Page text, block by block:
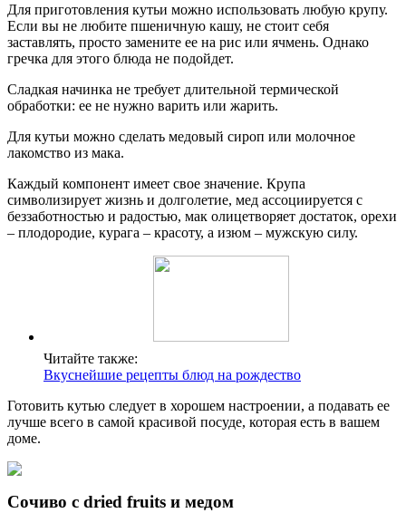
Для приготовления кутьи можно использовать любую крупу.
Если вы не любите пшеничную кашу, не стоит себя
заставлять, просто замените ее на рис или ячмень. Однако
гречка для этого блюда не подойдет.
Сладкая начинка не требует длительной термической
обработки: ее не нужно варить или жарить.
Для кутьи можно сделать медовый сироп или молочное
лакомство из мака.
Каждый компонент имеет свое значение. Крупа
символизирует жизнь и долголетие, мед ассоциируется с
беззаботностью и радостью, мак олицетворяет достаток, орехи
– плодородие, курага – красоту, а изюм – мужскую силу.
Читайте также:
Вкуснейшие рецепты блюд на рождество
Готовить кутью следует в хорошем настроении, а подавать ее
лучше всего в самой красивой посуде, которая есть в вашем
доме.
Сочиво с dried fruits и медом